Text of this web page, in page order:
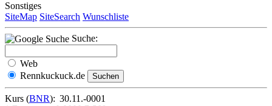
Sonstiges
SiteMap SiteSearch Wunschliste
Suche:
Web
Rennkuckuck.de
Kurs (BNR): 30.11.-0001